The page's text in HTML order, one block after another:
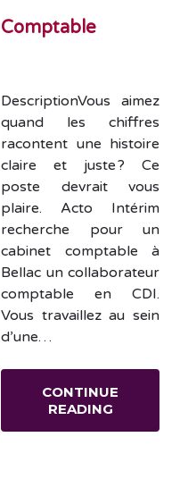
Comptable
DescriptionVous aimez
quand les chiffres
racontent une histoire
claire et juste ? Ce
poste devrait vous
plaire. Acto Intérim
recherche pour un
cabinet comptable à
Bellac un collaborateur
comptable en CDI.
Vous travaillez au sein
d’une…
CONTINUE
READING